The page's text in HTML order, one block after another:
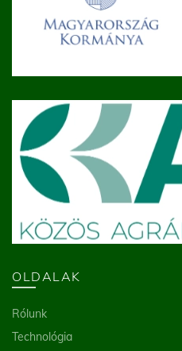
OLDALAK
Rólunk
Technológia